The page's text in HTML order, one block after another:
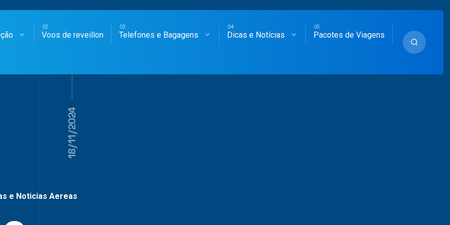
AÉREAS
Voos de reveillon Telefones e Bagagens Dicas e Notícias Pacotes de Viagens
18/11/2024
e Noticias Aereas